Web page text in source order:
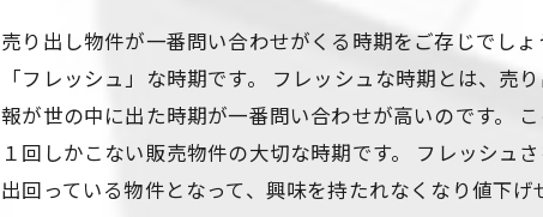
売り出し物件が一番問い合わせがくる時期をご存じでし
「フレッシュ」な時期です。 フレッシュな時期とは、売
報が世の中に出た時期が一番問い合わせが高いのです。 こ
１回しかこない販売物件の大切な時期です。 フレッシュ
出回っている物件となって、興味を持たれなくなり値下げ